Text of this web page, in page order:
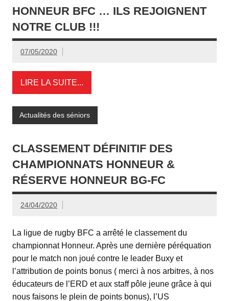
HONNEUR BFC … ILS REJOIGNENT
NOTRE CLUB !!!
07/05/2020
LIRE LA SUITE...
Actualités des séniors
CLASSEMENT DÉFINITIF DES
CHAMPIONNATS HONNEUR &
RÉSERVE HONNEUR BG-FC
24/04/2020
La ligue de rugby BFC a arrêté le classement du
championnat Honneur. Après une dernière péréquation
pour le match non joué contre le leader Buxy et
l’attribution de points bonus ( merci à nos arbitres, à nos
éducateurs de l’ERD et aux staff pôle jeune grâce à qui
nous faisons le plein de points bonus), l’US